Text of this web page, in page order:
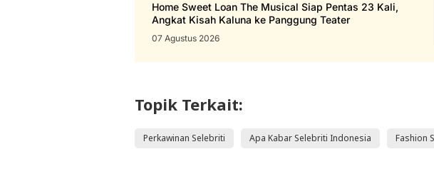
Home Sweet Loan The Musical Siap Pentas 23 Kali,
Angkat Kisah Kaluna ke Panggung Teater
07 Agustus 2026
Topik Terkait:
Perkawinan Selebriti Apa Kabar Selebriti Indonesia Fashion